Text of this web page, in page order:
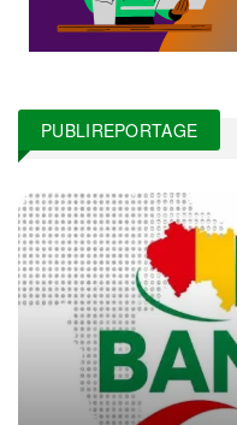
PUBLIREPORTAGE